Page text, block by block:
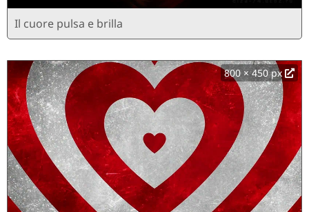
Il cuore pulsa e brilla
800 × 450 px